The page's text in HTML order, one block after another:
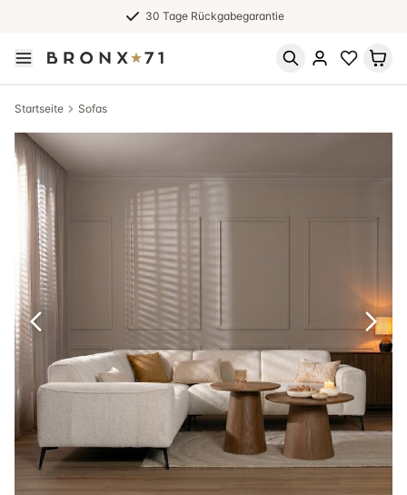
30 Tage Rückgabegarantie
Startseite Sofas